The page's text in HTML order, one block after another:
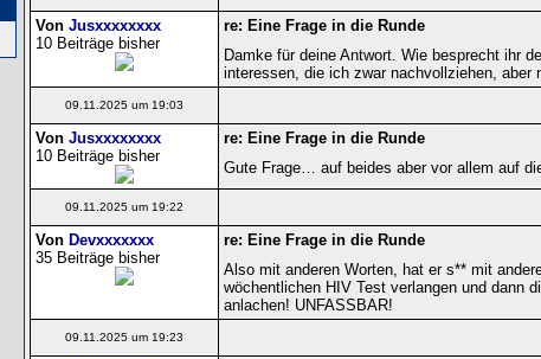
Von Jusxxxxxxxx
10 Beiträge bisher
re: Eine Frage in die Runde
Damke für deine Antwort. Wie besprecht ihr
interessen, die ich zwar nachvollziehen,
09.11.2025 um 19:03
Von Jusxxxxxxxx
10 Beiträge bisher
re: Eine Frage in die Runde
Gute Frage… auf beides aber vor allem auf
09.11.2025 um 19:22
Von Devxxxxxxx
35 Beiträge bisher
re: Eine Frage in die Runde
Also mit anderen Worten, hat er s** mit
wöchentlichen HIV Test verlangen und dann
anlachen! UNFASSBAR!
09.11.2025 um 19:23